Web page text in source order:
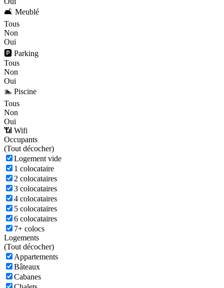
🛋️ Meublé
Tous
Non
Oui
🅿️ Parking
Tous
Non
Oui
🏊 Piscine
Tous
Non
Oui
📶 Wifi
Occupants
(Tout décocher)
Logement vide
1 colocataire
2 colocataires
3 colocataires
4 colocataires
5 colocataires
6 colocataires
7+ colocs
Logements
(Tout décocher)
Appartements
Bâteaux
Cabanes